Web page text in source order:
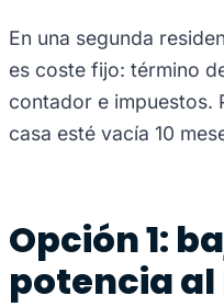
En una segunda
es coste fijo: término
contador e impuestos.
casa esté vacía 10
Opción 1:
potencia